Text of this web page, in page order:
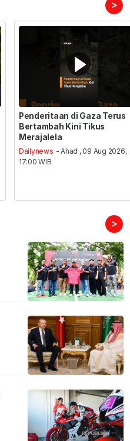
>
Penderitaan di Gaza Terus
Bertambah Kini Tikus
Merajalela
Dailynews - Ahad , 09 Aug 2026,
17:00 WIB
>